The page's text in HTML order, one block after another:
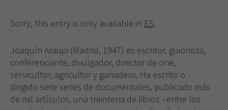
Sorry, this entry is only available in ES.
Joaquín Araujo (Madrid, 1947) es escritor, guionista,
conferenciante, divulgador, director de cine,
servicultor, agricultor y ganadero. Ha escrito o
dirigido siete series de documentales, publicado más
de mil artículos, una treintena de libros –entre los